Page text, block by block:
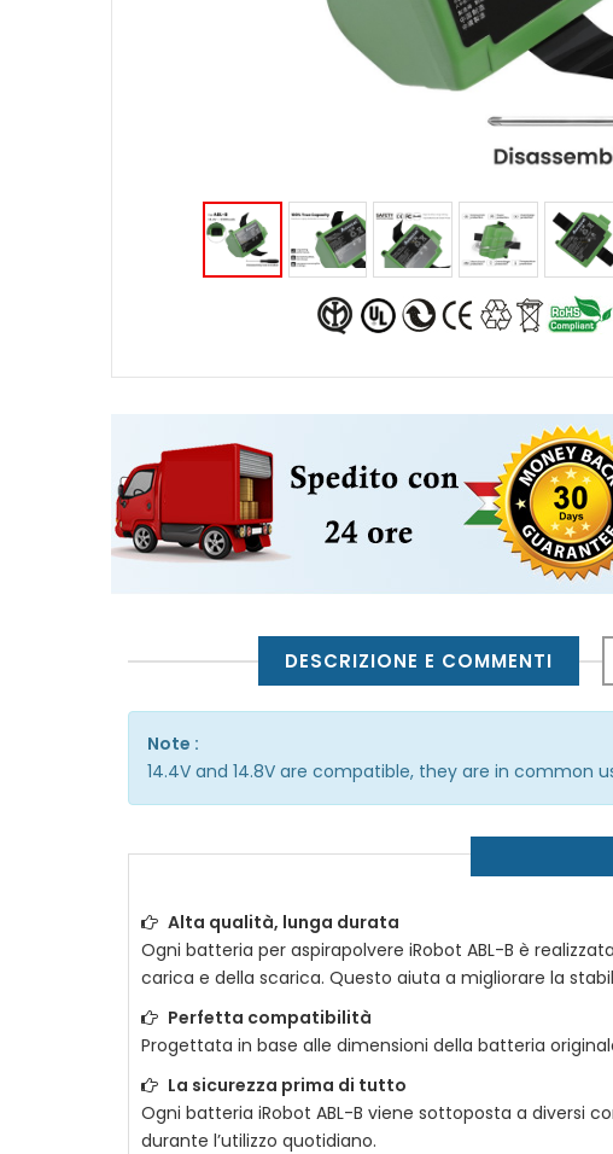
DESCRIZIONE E COMMENTI
Note :
14.4V and 14.8V are compatible, they are in common
Alta qualità, lunga durata
Ogni batteria per aspirapolvere iRobot ABL-B è
carica e della scarica. Questo aiuta a migliorare la
Perfetta compatibilità
Progettata in base alle dimensioni della batteria
La sicurezza prima di tutto
Ogni batteria iRobot ABL-B viene sottoposta a diversi
durante l’utilizzo quotidiano.